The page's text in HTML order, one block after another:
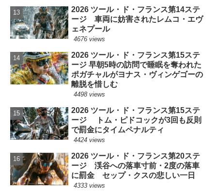
2026 ツール・ド・フランス第14ステ
ージ 車両に妨害されたレムコ・エヴ
ェネプール
4676 views
2026 ツール・ド・フランス第15ステ
ージ 早朝5時の訪問で睡眠を奪われた
ポガチャルがヨナス・ヴィンゲゴーの
離脱を惜しむ
4498 views
2026 ツール・ド・フランス第15ステ
ージ トム・ピドコックが3回も反則
で罰金にタイムペナルティ
4424 views
2026 ツール・ド・フランス第20ステ
ージ 渓谷への落車寸前・2度の落車
に罰金 セップ・クスの悲しい一日
4333 views